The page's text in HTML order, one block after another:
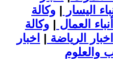
اليسار | وكالة
العمال | وكالة
اخبار الرياضة | اخبار